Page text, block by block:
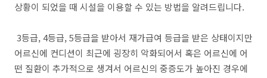
상황이 되었을 때 시설을 이용할 수 있는 방법을 알려드립니다.
3등급, 4등급, 5등급을 받아서 재가급여 등급을 받은 상태이지만
어르신에 컨디션이 최근에 굉장히 악화되어서 혹은 어르신에 어
떤 질환이 추가적으로 생겨서 어르신의 중증도가 높아진 경우에